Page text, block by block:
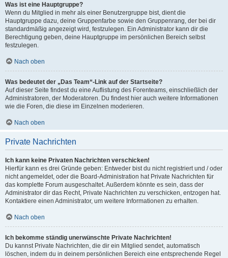
Was ist eine Hauptgruppe?
Wenn du Mitglied in mehr als einer Benutzergruppe bist, dient die
Hauptgruppe dazu, deine Gruppenfarbe sowie den Gruppenrang, der bei dir
standardmäßig angezeigt wird, festzulegen. Ein Administrator kann dir die
Berechtigung geben, deine Hauptgruppe im persönlichen Bereich selbst
festzulegen.
Nach oben
Was bedeutet der „Das Team“-Link auf der Startseite?
Auf dieser Seite findest du eine Auflistung des Forenteams, einschließlich der
Administratoren, der Moderatoren. Du findest hier auch weitere Informationen
wie die Foren, die diese im Einzelnen moderieren.
Nach oben
Private Nachrichten
Ich kann keine Privaten Nachrichten verschicken!
Hierfür kann es drei Gründe geben: Entweder bist du nicht registriert und / oder
nicht angemeldet, oder die Board-Administration hat Private Nachrichten für
das komplette Forum ausgeschaltet. Außerdem könnte es sein, dass der
Administrator dir das Recht, Private Nachrichten zu verschicken, entzogen hat.
Kontaktiere einen Administrator, um weitere Informationen zu erhalten.
Nach oben
Ich bekomme ständig unerwünschte Private Nachrichten!
Du kannst Private Nachrichten, die dir ein Mitglied sendet, automatisch
löschen, indem du in deinem persönlichen Bereich eine entsprechende Regel